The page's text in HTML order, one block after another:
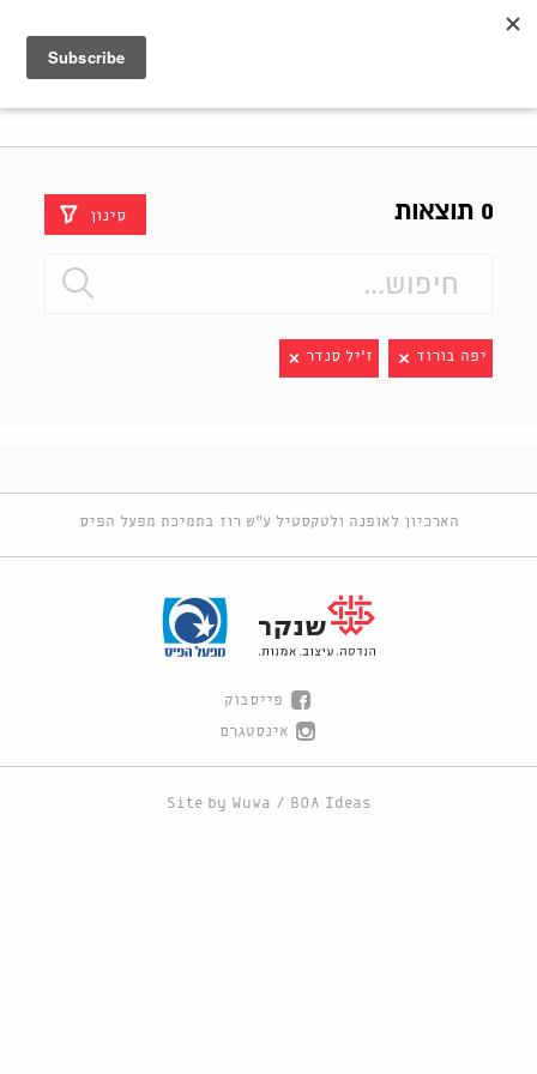
0 תוצאות סינון
יפה בורוד ז'יל סנדר
הארכיון לאופנה ולטקסטיל ע"ש רוז בתמיכת מפעל הפיס
פייסבוק
אינסטגרם
Site by Wuwa / BOA Ideas